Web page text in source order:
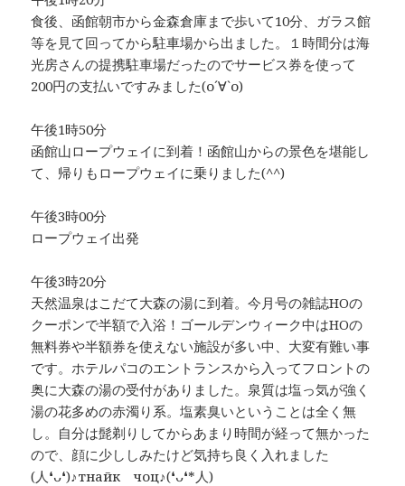
食後、函館朝市から金森倉庫まで歩いて10分、ガラス館
等を見て回ってから駐車場から出ました。１時間分は海
光房さんの提携駐車場だったのでサービス券を使って
200円の支払いですみました(о´∀`о)
午後1時50分
函館山ロープウェイに到着！函館山からの景色を堪能し
て、帰りもロープウェイに乗りました(^^)
午後3時00分
ロープウェイ出発
午後3時20分
天然温泉はこだて大森の湯に到着。今月号の雑誌HOの
クーポンで半額で入浴！ゴールデンウィーク中はHOの
無料券や半額券を使えない施設が多い中、大変有難い事
です。ホテルパコのエントランスから入ってフロントの
奥に大森の湯の受付がありました。泉質は塩っ気が強く
湯の花多めの赤濁り系。塩素臭いということは全く無
し。自分は髭剃りしてからあまり時間が経って無かった
ので、顔に少ししみたけど気持ち良く入れました
(人❛ᴗ❛)♪тнайк чоц♪(❛ᴗ❛*人)